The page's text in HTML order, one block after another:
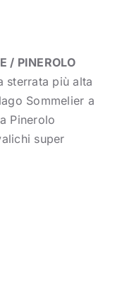
/ PINEROLO
sterrata più alta
Sommelier a
Pinerolo
super